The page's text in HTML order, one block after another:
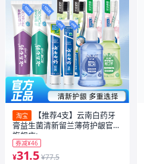
淘宝
【推荐4支】云南白药牙
膏益生菌清新留兰薄荷护龈官方
旗舰店t
券减¥46
¥31.5 ¥77.5